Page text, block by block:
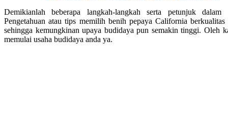
Demikianlah beberapa langkah-langkah serta petunjuk
Pengetahuan atau tips memilih benih pepaya California
sehingga kemungkinan upaya budidaya pun semakin tinggi. Oleh
memulai usaha budidaya anda ya.